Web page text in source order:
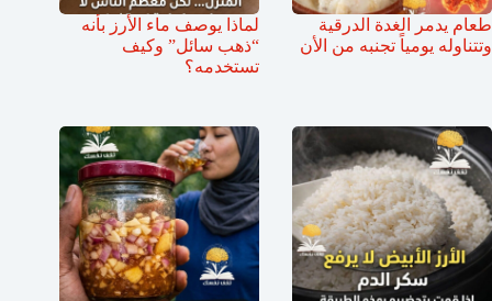
طعام يدمر الغدة الدرقية
وتتناوله يومياً تجنبه من الأن
لماذا يوصف ماء الأرز بأنه
“ذهب سائل” وكيف
تستخدمه؟